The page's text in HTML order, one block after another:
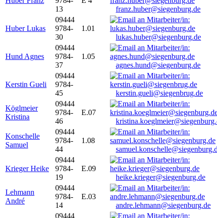
13
franz.huber@siegenburg.de
Huber Lukas
09444
9784-
30
1.01
lukas.huber@siegenburg.de
Hund Agnes
09444
9784-
37
1.05
agnes.hund@siegenburg.de
Kerstin Gueli
09444
9784-
45
kerstin.gueli@siegenbrug.de
Köglmeier
Kristina
09444
9784-
46
E.07
Konschelle
Samuel
09444
9784-
44
1.08
Krieger Heike
09444
9784-
19
E.09
heike.krieger@siegenburg.de
Lehmann
André
09444
9784-
14
E.03
andre.lehmann@siegenburg.de
09444